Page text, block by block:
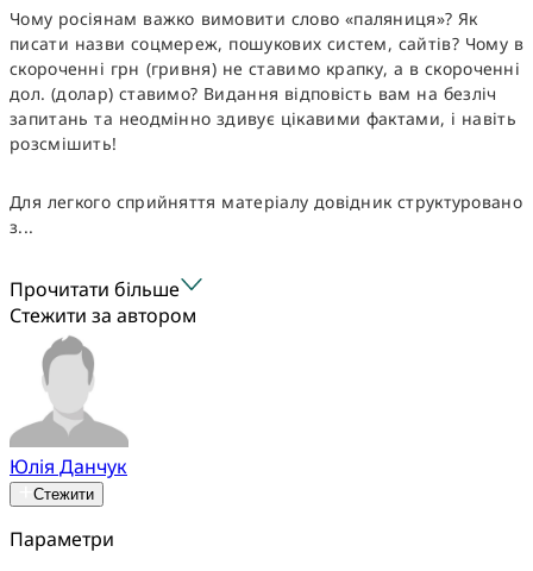
Чому росіянам важко вимовити слово «паляниця»? Як
писати назви соцмереж, пошукових систем, сайтів? Чому в
скороченні грн (гривня) не ставимо крапку, а в скороченні
дол. (долар) ставимо? Видання відповість вам на безліч
запитань та неодмінно здивує цікавими фактами, і навіть
розсмішить!
Для легкого сприйняття матеріалу довідник структуровано
з...
Прочитати більше
Стежити за автором
Юлія Данчук
Стежити
Параметри